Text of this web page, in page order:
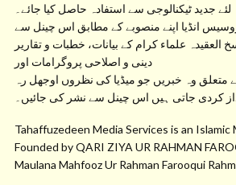
لئے جدید ٹیکنالوجی سے استفادہ حاصل کیا جائے۔
انڈیا اپنے منصوبے کے مطابق اس چینل سے
دینی و اصلاحی پروگرامات اور
متعلق وہ خبریں جو میڈیا کی نظروں اوجھل رہ
کردی جاتی ہیں اس چینل سے نشر کی جائیں۔
Tahaffuzedeen Media Services is an Islamic
Founded by QARI ZIYA UR RAHMAN
Maulana Mahfooz Ur Rahman Farooqui